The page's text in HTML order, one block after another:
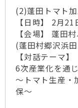
(2)蓬田トマト
【日時】 2月
【会場】 蓬田
(蓬田村郷沢浜
【対話テーマ】
6次産業化を通
～トマト生産・
保～